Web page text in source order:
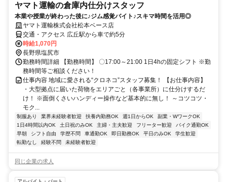
ヤマト運輸の倉庫内仕分けスタッフ
本業や授業が終わった後に♪ジム感覚バイト♪スキマ時間を活用◎
ヤマト運輸株式会社松本ベース店
交通・アクセス 広丘駅から車で約5分
時給1,070円
長野県塩尻市
勤務時間詳細 【勤務時間】 〇17:00～21:00 1日4hの固定シフト ※勤
務時間等ご相談ください！
仕事内容 地域に愛される“クロネコ”スタッフ募集！ 【お仕事内容】
・大型拠点に届いた荷物をエリアごと（各事業所）に仕分けするだ
け！ ※面倒くさいハンディー操作など基本的に無し！ ～コツコツ・
モク...
制服あり 業界未経験者歓迎 扶養内勤務OK 週1日からOK
副業・WワークOK
1日4時間以内OK
土日祝のみOK 主婦・主夫歓迎 フリーター歓迎
バイク通勤OK
早朝
シフト自由 学歴不問 車通勤OK 即日勤務OK 平日のみOK
学生歓迎
転勤なし
経験不問 未経験者歓迎
同じ企業の求人